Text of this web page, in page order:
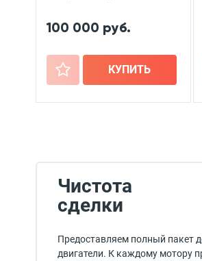
100 000 руб.
+ КУПИТЬ
Чистота
сделки
Предоставляем полный пакет
двигатели. К каждому мотору